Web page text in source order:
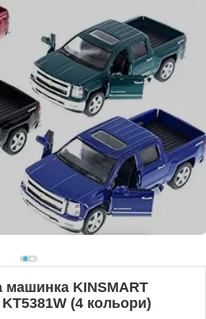
машинка KINSMART
(4 кольори)